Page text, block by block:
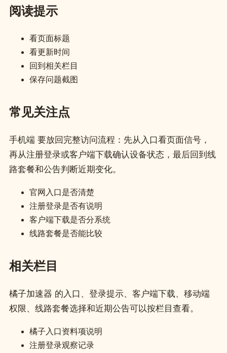
阅读提示
看页面标题
看更新时间
回到相关栏目
保存问题截图
常见关注点
手机端 要放回完整访问流程：先从入口看页面信号，
再从注册登录或客户端下载确认设备状态，最后回到线
路套餐和公告判断近期变化。
官网入口是否清楚
注册登录是否有说明
客户端下载是否分系统
线路套餐是否能比较
相关栏目
橘子加速器 的入口、登录提示、客户端下载、移动端
权限、线路套餐选择和近期公告可以按栏目查看。
橘子入口资料项说明
注册登录观察记录